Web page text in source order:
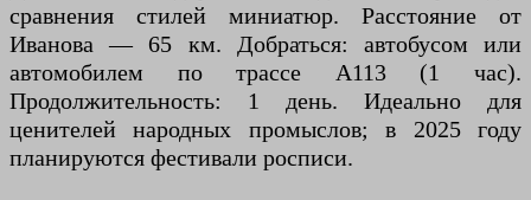
сравнения стилей миниатюр. Расстояние от
Иванова — 65 км. Добраться: автобусом или
автомобилем по трассе А113 (1 час).
Продолжительность: 1 день. Идеально для
ценителей народных промыслов; в 2025 году
планируются фестивали росписи.